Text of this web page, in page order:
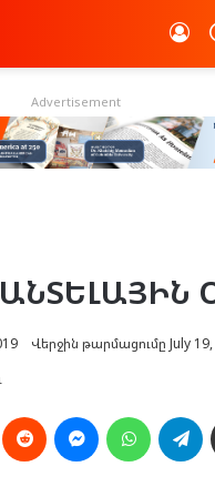
Advertisement
Վերջին թարմացումը July
LinkedIn Reddit MessengerWhatsApp